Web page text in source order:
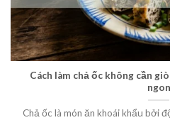
Cách làm chả ốc không cần
ngon
Chả ốc là món ăn khoái khẩu bởi